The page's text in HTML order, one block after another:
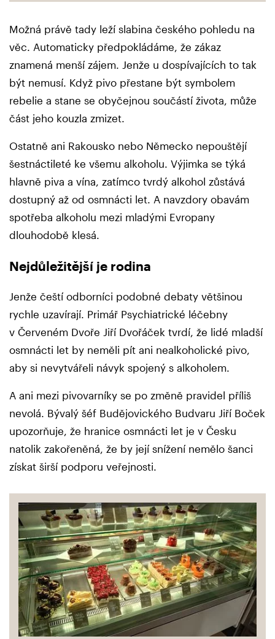
Možná právě tady leží slabina českého pohledu na
věc. Automaticky předpokládáme, že zákaz
znamená menší zájem. Jenže u dospívajících to tak
být nemusí. Když pivo přestane být symbolem
rebelie a stane se obyčejnou součástí života, může
část jeho kouzla zmizet.
Ostatně ani Rakousko nebo Německo nepouštějí
šestnáctileté ke všemu alkoholu. Výjimka se týká
hlavně piva a vína, zatímco tvrdý alkohol zůstává
dostupný až od osmnácti let. A navzdory obavám
spotřeba alkoholu mezi mladými Evropany
dlouhodobě klesá.
Nejdůležitější je rodina
Jenže čeští odborníci podobné debaty většinou
rychle uzavírají. Primář Psychiatrické léčebny
v Červeném Dvoře Jiří Dvořáček tvrdí, že lidé mladší
osmnácti let by neměli pít ani nealkoholické pivo,
aby si nevytvářeli návyk spojený s alkoholem.
A ani mezi pivovarníky se po změně pravidel příliš
nevolá. Bývalý šéf Budějovického Budvaru Jiří Boček
upozorňuje, že hranice osmnácti let je v Česku
natolik zakořeněná, že by její snížení nemělo šanci
získat širší podporu veřejnosti.